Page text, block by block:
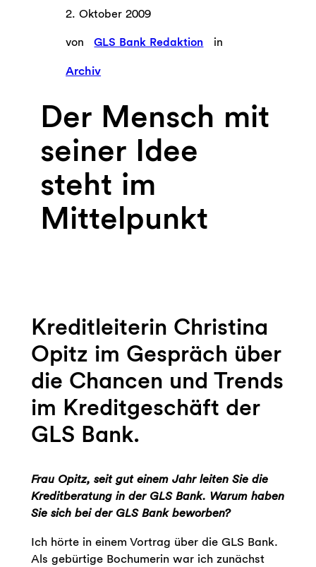
2. Oktober 2009
von GLS Bank Redaktion in
Archiv
Der Mensch mit
seiner Idee
steht im
Mittelpunkt
Kreditleiterin Christina
Opitz im Gespräch über
die Chancen und Trends
im Kreditgeschäft der
GLS Bank.
Frau Opitz, seit gut einem Jahr leiten Sie die
Kreditberatung in der GLS Bank. Warum haben
Sie sich bei der GLS Bank beworben?
Ich hörte in einem Vortrag über die GLS Bank.
Als gebürtige Bochumerin war ich zunächst